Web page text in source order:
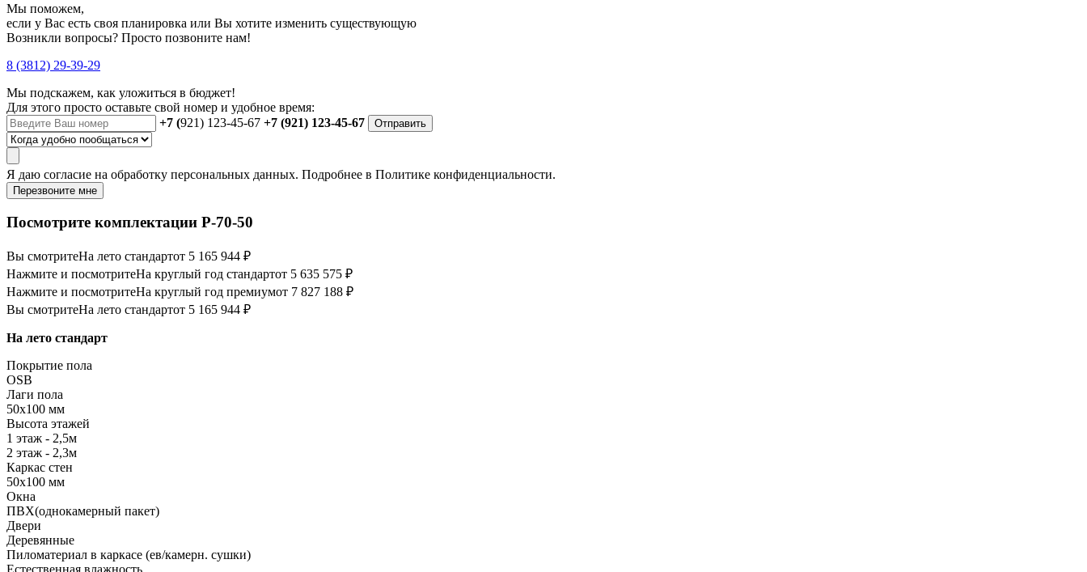
Мы поможем,
если у Вас есть своя планировка или Вы хотите изменить существующую
Возникли вопросы? Просто позвоните нам!
8 (3812) 29-39-29
Мы подскажем, как уложиться в бюджет!
Для этого просто оставьте свой номер и удобное время:
+7 (921) 123-45-67 +7 (921) 123-45-67 Отправить
Я даю согласие на обработку персональных данных. Подробнее в Политике конфиденциальности.
Перезвоните мне
Посмотрите комплектации Р-70-50
Вы смотритеНа лето стандартот 5 165 944 ₽
Нажмите и посмотритеНа круглый год стандартот 5 635 575 ₽
Нажмите и посмотритеНа круглый год премиумот 7 827 188 ₽
Вы смотритеНа лето стандартот 5 165 944 ₽
На лето стандарт
Покрытие пола
OSB
Лаги пола
50х100 мм
Высота этажей
1 этаж - 2,5м
2 этаж - 2,3м
Каркас стен
50х100 мм
Окна
ПВХ(однокамерный пакет)
Двери
Деревянные
Пиломатериал в каркасе (ев/камерн. сушки)
Естественная влажность